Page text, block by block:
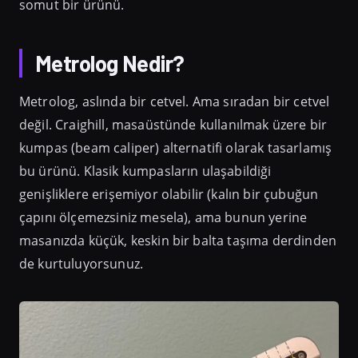
somut bir ürünü.
Metrolog Nedir?
Metrolog, aslında bir cetvel. Ama sıradan bir cetvel
değil. Craighill, masaüstünde kullanılmak üzere bir
kumpas (beam caliper) alternatifi olarak tasarlamış
bu ürünü. Klasik kumpasların ulaşabildiği
genişliklere erişemiyor olabilir (kalın bir çubuğun
çapını ölçemezsiniz mesela), ama bunun yerine
masanızda küçük, keskin bir balta taşıma derdinden
de kurtuluyorsunuz.